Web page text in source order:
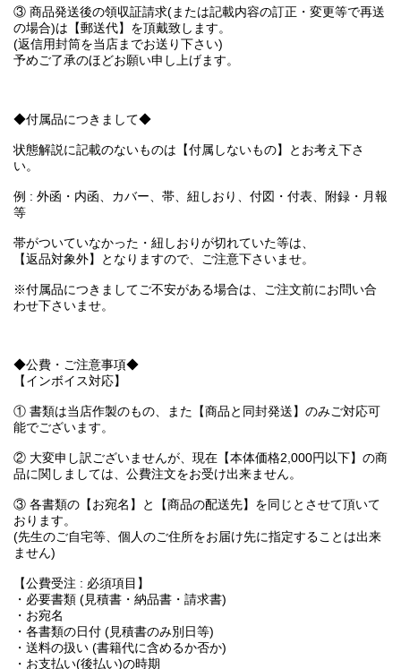
③ 商品発送後の領収証請求(または記載内容の訂正・変更等で再送
の場合)は【郵送代】を頂戴致します。
(返信用封筒を当店までお送り下さい)
予めご了承のほどお願い申し上げます。
◆付属品につきまして◆
状態解説に記載のないものは【付属しないもの】とお考え下さ
い。
例 : 外函・内函、カバー、帯、紐しおり、付図・付表、附録・月報
等
帯がついていなかった・紐しおりが切れていた等は、
【返品対象外】となりますので、ご注意下さいませ。
※付属品につきましてご不安がある場合は、ご注文前にお問い合
わせ下さいませ。
◆公費・ご注意事項◆
【インボイス対応】
① 書類は当店作製のもの、また【商品と同封発送】のみご対応可
能でございます。
② 大変申し訳ございませんが、現在【本体価格2,000円以下】の商
品に関しましては、公費注文をお受け出来ません。
③ 各書類の【お宛名】と【商品の配送先】を同じとさせて頂いて
おります。
(先生のご自宅等、個人のご住所をお届け先に指定することは出来
ません)
【公費受注 : 必須項目】
・必要書類 (見積書・納品書・請求書)
・お宛名
・各書類の日付 (見積書のみ別日等)
・送料の扱い (書籍代に含めるか否か)
・お支払い(後払い)の時期